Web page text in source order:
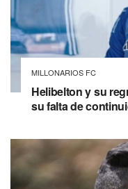
MILLONARIOS FC
Helibelton y su
su falta de